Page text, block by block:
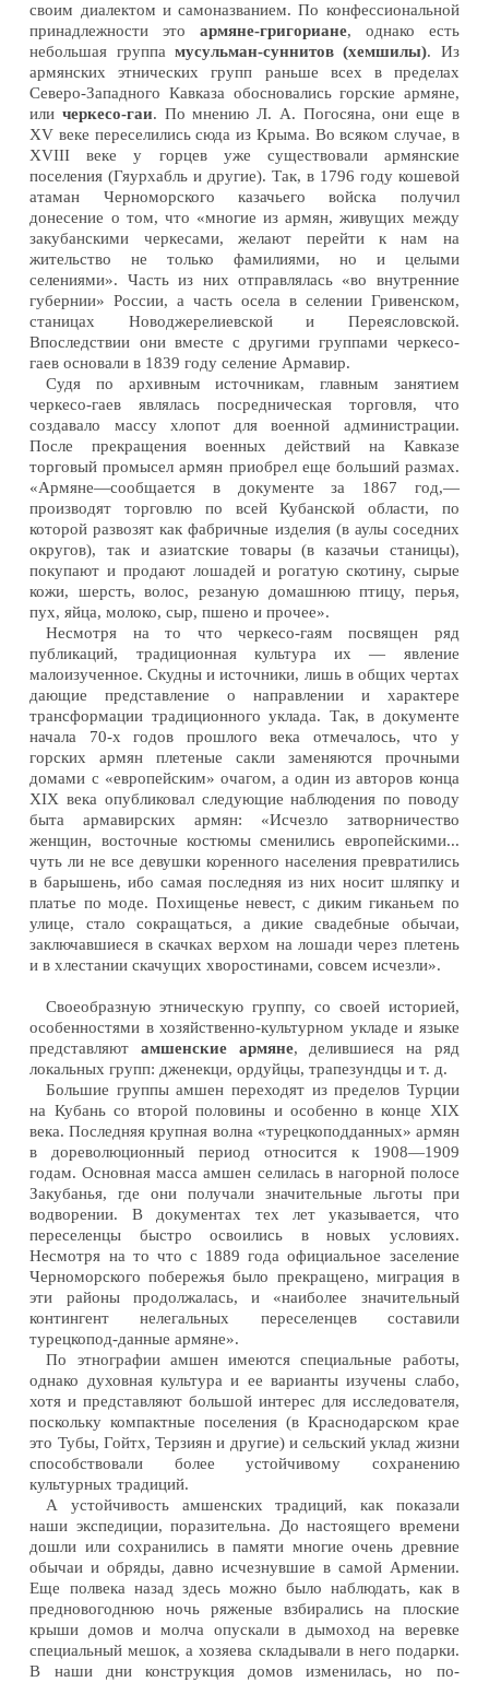
своим диалектом и самоназванием. По конфессиональной
принадлежности это армяне-григориане, однако есть
небольшая группа мусульман-суннитов (хемшилы). Из
армянских этнических групп раньше всех в пределах
Северо-Западного Кавказа обосновались горские армяне,
иличеркесо-гаи. По мнению Л. А. Погосяна, они еще в
XV веке переселились сюда из Крыма. Во всяком случае, в
XVIII веке у горцев уже существовали армянские
поселения (Гяурхабль и другие). Так, в 1796 году кошевой
атаман Черноморского казачьего войска получил
донесение о том, что «многие из армян, живущих между
закубанскими черкесами, желают перейти к нам на
жительство не только фамилиями, но и целыми
селениями». Часть из них отправлялась «во внутренние
губернии» России, а часть осела в селении Гривенском,
станицах Новоджерелиевской и Переясловской.
Впоследствии они вместе с другими группами черкесо-
гаев основали в 1839 году селение Армавир.
Судя по архивным источникам, главным занятием
черкесо-гаев являлась посредническая торговля, что
создавало массу хлопот для военной администрации.
После прекращения военных действий на Кавказе
торговый промысел армян приобрел еще больший размах.
«Армяне—сообщается в документе за 1867 год,—
производят торговлю по всей Кубанской области, по
которой развозят как фабричные изделия (в аулы соседних
округов), так и азиатские товары (в казачьи станицы),
покупают и продают лошадей и рогатую скотину, сырые
кожи, шерсть, волос, резаную домашнюю птицу, перья,
пух, яйца, молоко, сыр, пшено и прочее».
Несмотря на то что черкесо-гаям посвящен ряд
публикаций, традиционная культура их — явление
малоизученное. Скудны и источники, лишь в общих чертах
дающие представление о направлении и характере
трансформации традиционного уклада. Так, в документе
начала 70-х годов прошлого века отмечалось, что у
горских армян плетеные сакли заменяются прочными
домами с «европейским» очагом, а один из авторов конца
XIX века опубликовал следующие наблюдения по поводу
быта армавирских армян: «Исчезло затворничество
женщин, восточные костюмы сменились европейскими...
чуть ли не все девушки коренного населения превратились
в барышень, ибо самая последняя из них носит шляпку и
платье по моде. Похищенье невест, с диким гиканьем по
улице, стало сокращаться, а дикие свадебные обычаи,
заключавшиеся в скачках верхом на лошади через плетень
и в хлестании скачущих хворостинами, совсем исчезли».
Своеобразную этническую группу, со своей историей,
особенностями в хозяйственно-культурном укладе и языке
представляютамшенские армяне, делившиеся на ряд
локальных групп: дженекци, ордуйцы, трапезундцы и т. д.
Большие группы амшен переходят из пределов Турции
на Кубань со второй половины и особенно в конце XIX
века. Последняя крупная волна «турецкоподданных» армян
в дореволюционный период относится к 1908—1909
годам. Основная масса амшен селилась в нагорной полосе
Закубанья, где они получали значительные льготы при
водворении. В документах тех лет указывается, что
переселенцы быстро освоились в новых условиях.
Несмотря на то что с 1889 года официальное заселение
Черноморского побережья было прекращено, миграция в
эти районы продолжалась, и «наиболее значительный
контингент нелегальных переселенцев составили
турецкопод-данные армяне».
По этнографии амшен имеются специальные работы,
однако духовная культура и ее варианты изучены слабо,
хотя и представляют большой интерес для исследователя,
поскольку компактные поселения (в Краснодарском крае
это Тубы, Гойтх, Терзиян и другие) и сельский уклад жизни
способствовали более устойчивому сохранению
культурных традиций.
А устойчивость амшенских традиций, как показали
наши экспедиции, поразительна. До настоящего времени
дошли или сохранились в памяти многие очень древние
обычаи и обряды, давно исчезнувшие в самой Армении.
Еще полвека назад здесь можно было наблюдать, как в
предновогоднюю ночь ряженые взбирались на плоские
крыши домов и молча опускали в дымоход на веревке
специальный мешок, а хозяева складывали в него подарки.
В наши дни конструкция домов изменилась, но по-